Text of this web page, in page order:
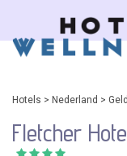
Hotels > Nederland >
Fletcher